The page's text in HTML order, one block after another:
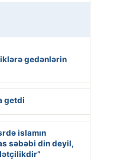
gedənlərin
getdi
islamın
səbəbi din deyil,